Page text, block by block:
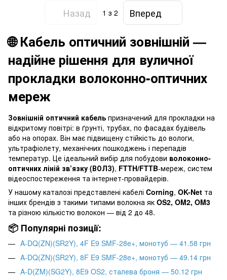
Назад 1 з 2 Вперед
🌐 Кабель оптичний зовнішній —
надійне рішення для вуличної
прокладки волоконно-оптичних
мереж
Зовнішній оптичний кабель призначений для прокладки на
відкритому повітрі: в ґрунті, трубах, по фасадах будівель
або на опорах. Він має підвищену стійкість до вологи,
ультрафіолету, механічних пошкоджень і перепадів
температур. Це ідеальний вибір для побудови волоконно-
оптичних ліній зв’язку (ВОЛЗ), FTTH/FTTB-мереж, систем
відеоспостереження та інтернет-провайдерів.
У нашому каталозі представлені кабелі Corning, OK-Net та
інших брендів з такими типами волокна як OS2, OM2, OM3
та різною кількістю волокон — від 2 до 48.
📦 Популярні позиції:
A-DQ(ZN)(SR2Y), 4F E9 SMF-28e+, монотуб — 41.58 грн
A-DQ(ZN)(SR2Y), 8F E9 SMF-28e+, монотуб — 49.14 грн
A-D(ZM)(SG2Y), 8E9 OS2, сталева броня — 50.12 грн